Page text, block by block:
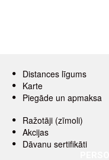
Distances līgums
Karte
Piegāde un apmaksa
Ražotāji (zīmoli)
Akcijas
Dāvanu sertifikāti